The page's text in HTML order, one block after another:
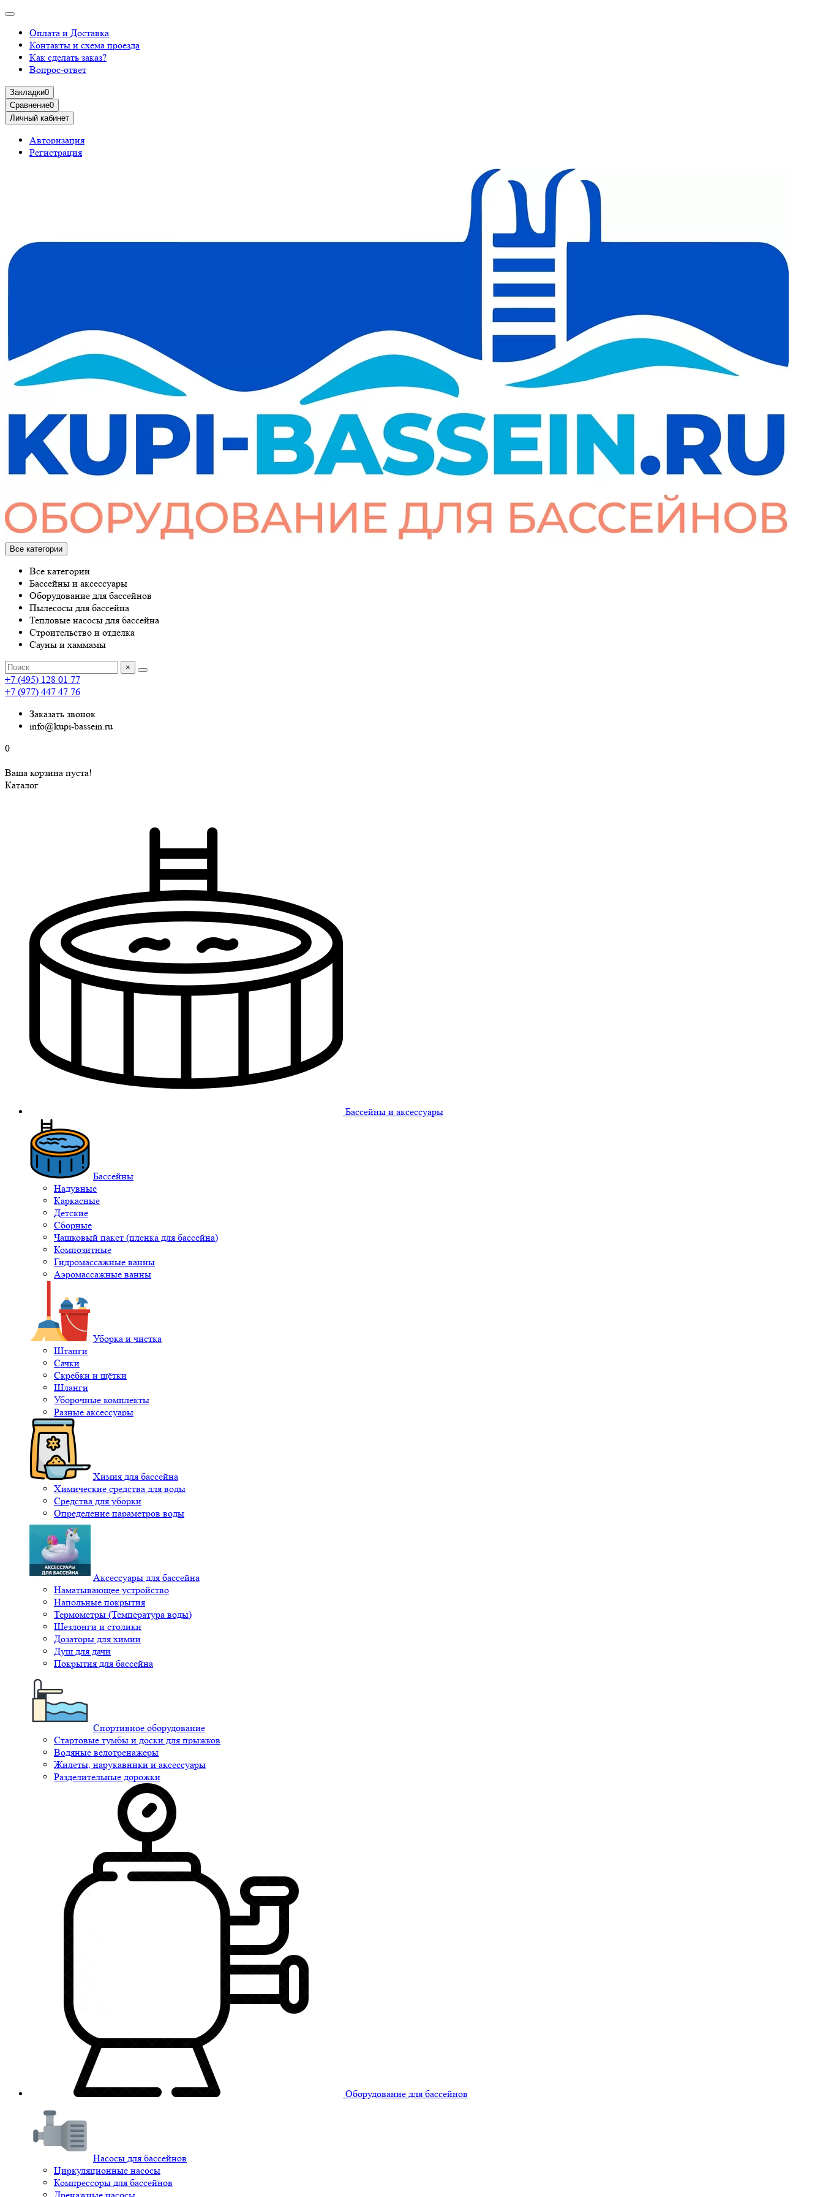
Оплата и Доставка
Контакты и схема проезда
Как сделать заказ?
Вопрос-ответ
Закладки0
Сравнение0
Личный кабинет
Авторизация
Регистрация
Все категории
Все категории
Бассейны и аксессуары
Оборудование для бассейнов
Пылесосы для бассейна
Тепловые насосы для бассейна
Строительство и отделка
Сауны и хаммамы
×
+7 (495) 128 01 77
+7 (977) 447 47 76
Заказать звонок
info@kupi-bassein.ru
0
Ваша корзина пуста!
Каталог
Бассейны и аксессуары
Бассейны
Надувные
Каркасные
Детские
Сборные
Чашковый пакет (пленка для бассейна)
Композитные
Гидромассажные ванны
Аэромассажные ванны
Уборка и чистка
Штанги
Сачки
Скребки и щётки
Шланги
Уборочные комплекты
Разные аксессуары
Химия для бассейна
Химические средства для воды
Средства для уборки
Определение параметров воды
Аксессуары для бассейна
Наматывающее устройство
Напольные покрытия
Термометры (Температура воды)
Шезлонги и столики
Дозаторы для химии
Душ для дачи
Покрытия для бассейна
Спортивное оборудование
Стартовые тумбы и доски для прыжков
Водяные велотренажеры
Жилеты, нарукавники и аксессуары
Разделительные дорожки
Оборудование для бассейнов
Насосы для бассейнов
Циркуляционные насосы
Компрессоры для бассейнов